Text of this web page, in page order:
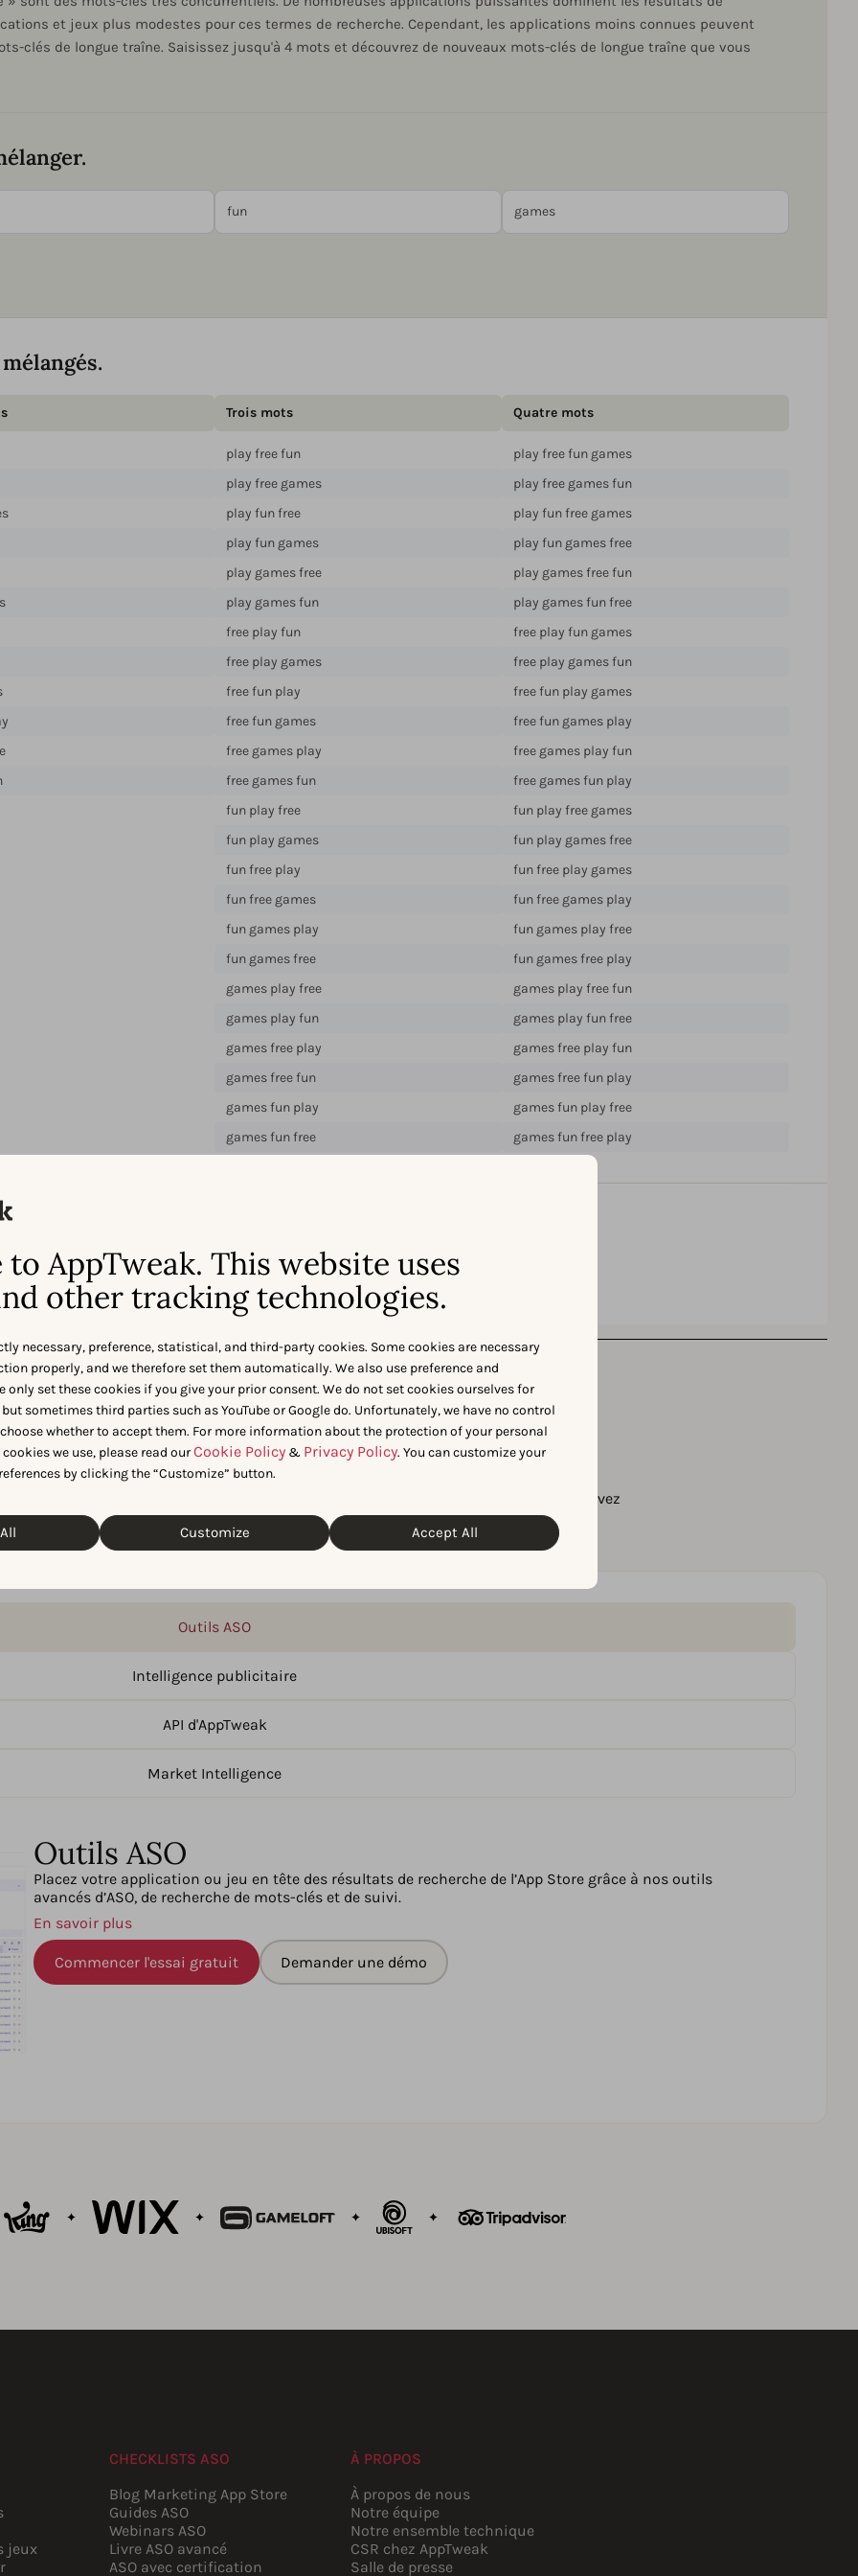
AppTweak. This website uses
other tracking technologies.
necessary, preference, statistical, and third-party cookies. Some cookies are necessary
properly, and we therefore set them automatically. We also use preference and
only set these cookies if you give your prior consent. We do not set cookies ourselves for
sometimes third parties such as YouTube or Google do. Unfortunately, we have no control
whether to accept them. For more information about the protection of your personal
we use, please read ourCookie Policy & Privacy Policy. You can customize your
by clicking the “Customize” button.
Customize Accept All
et jeux plus modestes pour ces termes de recherche. Cependant, les applications moins connues peuvent
clés de longue traîne. Saisissez jusqu'à 4 mots et découvrez de nouveaux mots-clés de longue traîne que vous
Trois mots
play free fun
play free games
play fun free
play fun games
play games free
play games fun
free play fun
free play games
free fun play
free fun games
free games play
free games fun
fun play free
fun play games
fun free play
fun free games
fun games play
fun games free
games play free
games play fun
games free play
games free fun
games fun play
games fun free
Quatre mots
play free fun games
play free games fun
play fun free games
play fun games free
play games free fun
play games fun free
free play fun games
free play games fun
free fun play games
free fun games play
free games play fun
free games fun play
fun play free games
fun play games free
fun free play games
fun free games play
fun games play free
fun games free play
games play free fun
games play fun free
games free play fun
games free fun play
games fun play free
games fun free play
aimez cet outil de mots-clés ?
outil de mots-clés. Nous fournissons toutes les données et les insights dont vous avez
augmenter la visibilité et les téléchargements organiques de votre app.
Outils ASO
Intelligence publicitaire
API d'AppTweak
Market Intelligence
Outils ASO
Placez votre application ou jeu en tête des résultats de recherche de l’App Store grâce à nos outils
avancés d’ASO, de recherche de mots-clés et de suivi.
En savoir plus
Commencer l'essai gratuit Demander une démo
jeux
CHECKLISTS ASO
Blog Marketing App Store
Guides ASO
Webinars ASO
Livre ASO avancé
ASO avec certification
À PROPOS
À propos de nous
Notre équipe
Notre ensemble technique
CSR chez AppTweak
Salle de presse